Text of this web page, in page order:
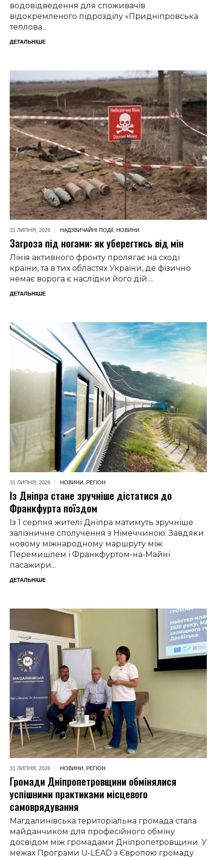
водовідведення для споживачів
відокремленого підрозділу «Придніпровська
теплова...
ДЕТАЛЬНІШЕ
31 ЛИПНЯ, 2026 НАДЗВИЧАЙНІ ПОДІЇ НОВИНИ
Загроза під ногами: як уберегтись від мін
Лінія активного фронту пролягає на сході
країни, та в тих областях України, де фізично
немає ворога є наслідки його дій....
ДЕТАЛЬНІШЕ
31 ЛИПНЯ, 2026 НОВИНИ РЕГІОН
Із Дніпра стане зручніше дістатися до
Франкфурта поїздом
Із 1 серпня жителі Дніпра матимуть зручніше
залізничне сполучення з Німеччиною. Завдяки
новому міжнародному маршруту між
Перемишлем і Франкфуртом-на-Майні
пасажири...
ДЕТАЛЬНІШЕ
31 ЛИПНЯ, 2026 НОВИНИ РЕГІОН
Громади Дніпропетровщини обмінялися
успішними практиками місцевого
самоврядування
Магдалинівська територіальна громада стала
майданчиком для професійного обміну
досвідом між громадами Дніпропетровщини. У
межах Програми U-LEAD з Європою громаду